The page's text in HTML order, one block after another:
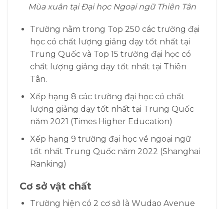
Mùa xuân tại Đại học Ngoại ngữ Thiên Tân
Trường nằm trong Top 250 các trường đại
học có chất lượng giảng dạy tốt nhất tại
Trung Quốc và Top 15 trường đại học có
chất lượng giảng dạy tốt nhất tại Thiên
Tân.
Xếp hạng 8 các trường đại học có chất
lượng giảng dạy tốt nhất tại Trung Quốc
năm 2021 (Times Higher Education)
Xếp hạng 9 trường đại học về ngoại ngữ
tốt nhất Trung Quốc năm 2022 (Shanghai
Ranking)
Cơ sở vật chất
Trường hiện có 2 cơ sở là Wudao Avenue